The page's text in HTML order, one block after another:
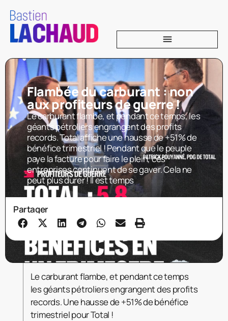
Flambée du carburant : non
aux profiteurs de guerre !
Le carburant flambe, et pendant ce temps, les
géants pétroliers engrangent des profits
records. Total affiche une hausse de +51% de
bénéfice trimestriel ! Pendant que le peuple
paye la facture pour faire le plein, ces
entreprises continuent de se gaver. Cela ne
peut plus durer ! Il est temps
Partager
Le carburant flambe, et pendant ce temps
les géants pétroliers engrangent des profits
records. Une hausse de +51% de bénéfice
trimestriel pour Total !